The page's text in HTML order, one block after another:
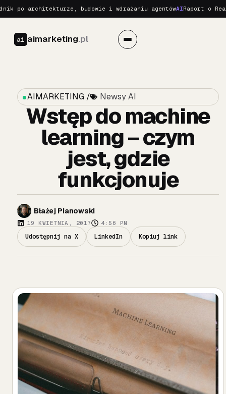
architekturze, budowie i wdrażaniu agentówAIRaport o
ai aimarketing.pl
AIMARKETING / Newsy AI
Wstęp do machine
learning – czym
jest, gdzie
funkcjonuje
Błażej Pianowski
19 KWIETNIA, 2017 4:56 PM
Udostępnij na X LinkedIn Kopiuj link